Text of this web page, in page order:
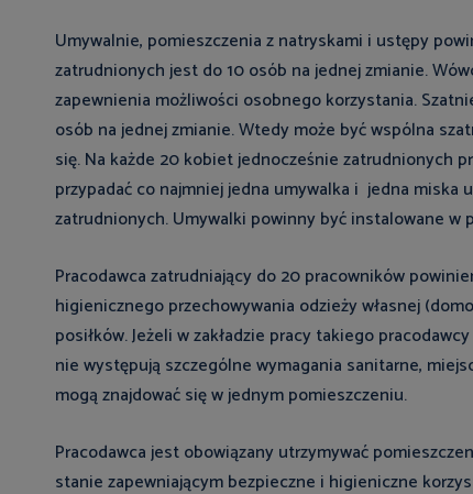
Umywalnie, pomieszczenia z natryskami i ustępy
zatrudnionych jest do 10 osób na jednej zmianie.
zapewnienia możliwości osobnego korzystania.
osób na jednej zmianie. Wtedy może być wspólna
się. Na każde 20 kobiet jednocześnie zatrudnionych
przypadać co najmniej jedna umywalka i jedna
zatrudnionych. Umywalki powinny być instalowane
Pracodawca zatrudniający do 20 pracowników
higienicznego przechowywania odzieży własnej
posiłków. Jeżeli w zakładzie pracy takiego
nie występują szczególne wymagania sanitarne,
mogą znajdować się w jednym pomieszczeniu.
Pracodawca jest obowiązany utrzymywać
stanie zapewniającym bezpieczne i higieniczne